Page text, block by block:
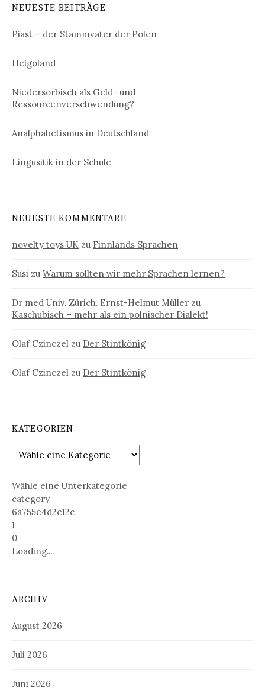
NEUESTE BEITRÄGE
Piast – der Stammvater der Polen
Helgoland
Niedersorbisch als Geld- und
Ressourcenverschwendung?
Analphabetismus in Deutschland
Lingusitik in der Schule
NEUESTE KOMMENTARE
novelty toys UK zu Finnlands Sprachen
Susi zu Warum sollten wir mehr Sprachen lernen?
Dr med Univ. Zürich. Ernst-Helmut Müller zu
Kaschubisch – mehr als ein polnischer Dialekt!
Olaf Czinczel zu Der Stintkönig
Olaf Czinczel zu Der Stintkönig
KATEGORIEN
Wähle eine Unterkategorie
category
6a755e4d2e12c
1
0
Loading....
ARCHIV
August 2026
Juli 2026
Juni 2026